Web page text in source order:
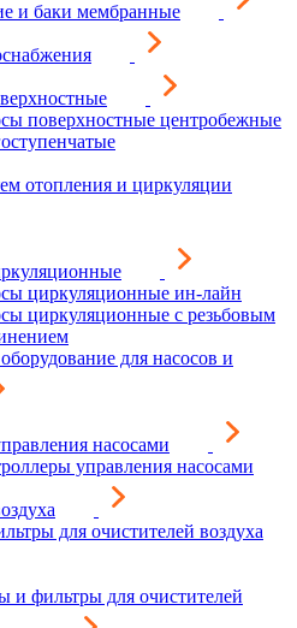
и баки мембранные
поверхностные центробежные
отопления и циркуляции
циркуляционные ин-лайн
циркуляционные с резьбовым
для насосов и
насосами
управления насосами
для очистителей воздуха
и фильтры для очистителей